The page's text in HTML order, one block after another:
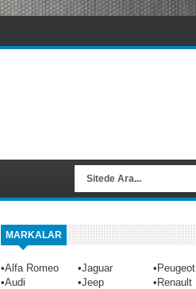
MARKALAR
•Alfa Romeo •Jaguar •Peugeot
•Audi •Jeep •Renault